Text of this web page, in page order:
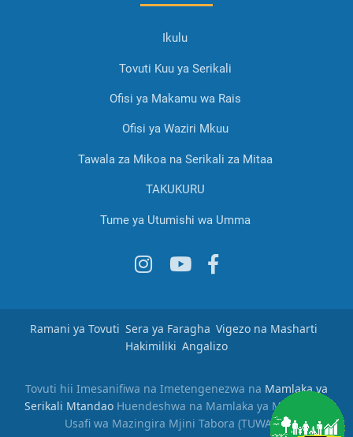
Ikulu
Tovuti Kuu ya Serikali
Ofisi ya Makamu wa Rais
Ofisi ya Waziri Mkuu
Tawala za Mikoa na Serikali za Mitaa
TAKUKURU
Tume ya Utumishi wa Umma
Ramani ya Tovuti Sera ya Faragha Vigezo na Masharti
Hakimiliki Angalizo
Tovuti hii Imesanifiwa na Imetengenezwa na Mamlaka ya
Serikali MtandaoHuendeshwa na Mamlaka ya Majisafi na
Usafi wa Mazingira Mjini Tabora (TUWASA)